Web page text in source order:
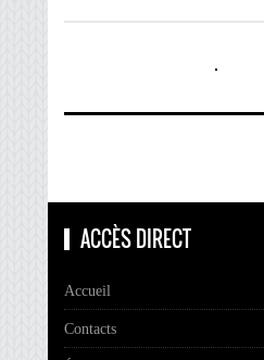
ACCÈS DIRECT
Accueil
Contacts